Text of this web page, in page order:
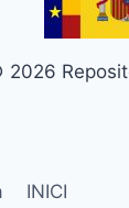
2026
INICI